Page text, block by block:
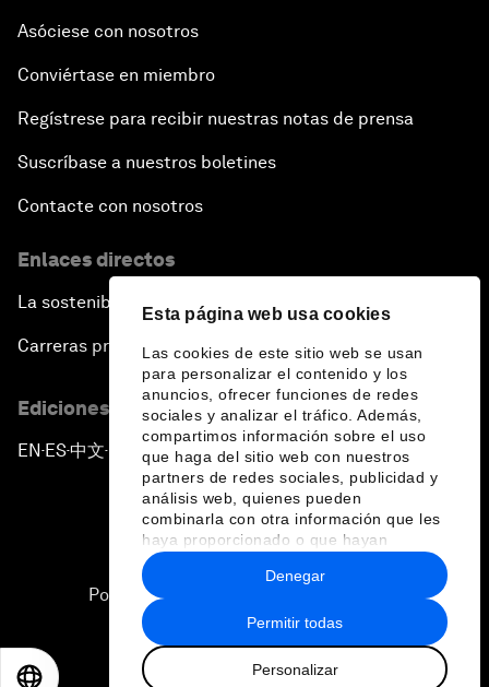
Esta página web usa cookies
Las cookies de este sitio web se usan
para personalizar el contenido y los
anuncios, ofrecer funciones de redes
sociales y analizar el tráfico. Además,
compartimos información sobre el uso
que haga del sitio web con nuestros
partners de redes sociales, publicidad y
análisis web, quienes pueden
combinarla con otra información que les
haya proporcionado o que hayan
recopilado a partir del uso que haya
hecho de sus servicios.
Permitir todas
Personalizar
Denegar
Asóciese con nosotros
Conviértase en miembro
Regístrese para recibir nuestras notas de prensa
Suscríbase a nuestros boletines
Contacte con nosotros
Enlaces directos
La sostenibilidad en el Foro
Carreras profesionales
Ediciones en otros idiomas
EN ▪ ES▪中文▪ 日本語
Política de privacidad y normas de uso
2026 Foro Económico Mundial